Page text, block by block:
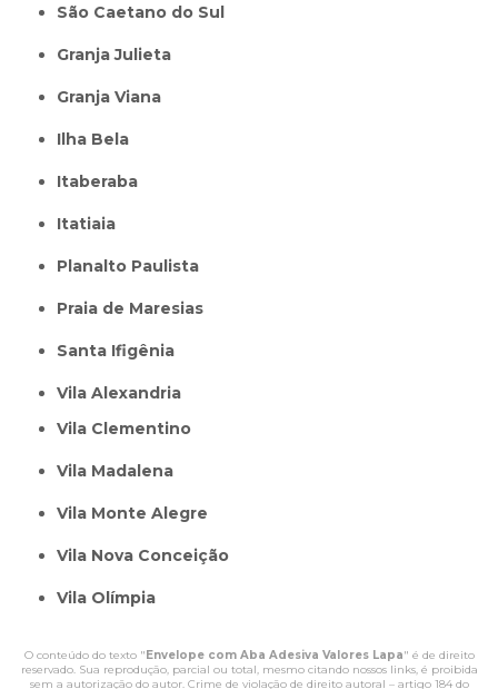
São Caetano do Sul
Granja Julieta
Granja Viana
Ilha Bela
Itaberaba
itatiaia
Planalto Paulista
Praia de Maresias
Santa Ifigênia
Vila Alexandria
Vila Clementino
Vila Madalena
Vila Monte Alegre
Vila Nova Conceição
Vila Olímpia
O conteúdo do texto "Envelope com Aba Adesiva Valores Lapa" é de direito
reservado. Sua reprodução, parcial ou total, mesmo citando nossos links, é proibida
sem a autorização do autor. Crime de violação de direito autoral – artigo 184 do